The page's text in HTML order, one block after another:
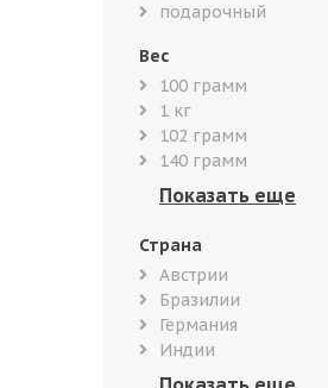
подарочный
Вес
100 грамм
1 кг
102 грамм
140 грамм
Страна
Австрии
Бразилии
Германия
Индии